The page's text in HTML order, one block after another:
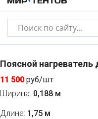
Поясной нагреватель
11 500 руб/шт
Ширина: 0,188 м
Длина: 1,75 м